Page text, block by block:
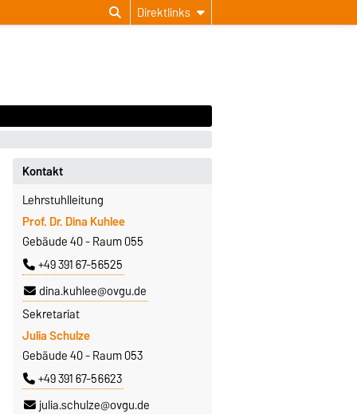
Direktlinks
Kontakt
Lehrstuhlleitung
Prof. Dr. Dina Kuhlee
Gebäude 40 - Raum 055
+49 391 67-56525
dina.kuhlee@ovgu.de
Sekretariat
Julia Schulze
Gebäude 40 - Raum 053
+49 391 67-56623
julia.schulze@ovgu.de